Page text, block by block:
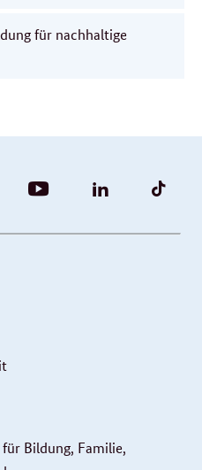
für nachhaltige
BMBFSFJ
YOUTUBE
BMFSFJ
LINKEDIN
Bildung, Familie,